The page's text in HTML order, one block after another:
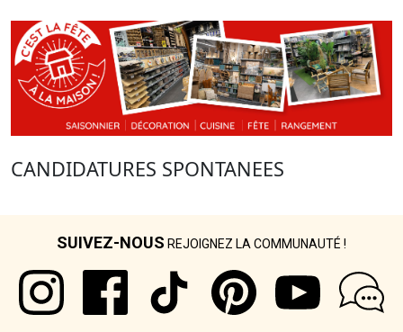
SUIVEZ-NOUS REJOIGNEZ LA COMMUNAUTÉ !